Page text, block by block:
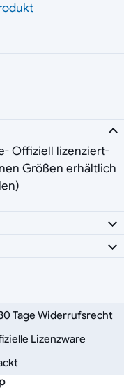
Offiziell lizenziert-
Größen erhältlich
Tage Widerrufsrecht
Lizenzware